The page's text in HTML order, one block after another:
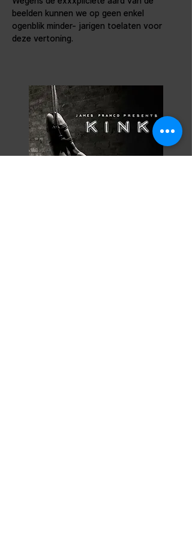
beelden kunnen we op geen enkel
ogenblik minder- jarigen toelaten voor
deze vertoning.